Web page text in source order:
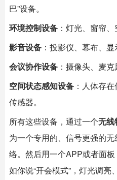
巴”设备。
环境控制设备 ：灯光、窗帘
影音设备 ：投影仪、幕布、显
会议协作设备 ：摄像头、麦克
空间状态感知设备 ：人体存
传感器。
所有这些设备，通过一个无线
为一个专用的、信号更强的
络。然后用一个APP或者面
如你说“开会模式”，灯光调